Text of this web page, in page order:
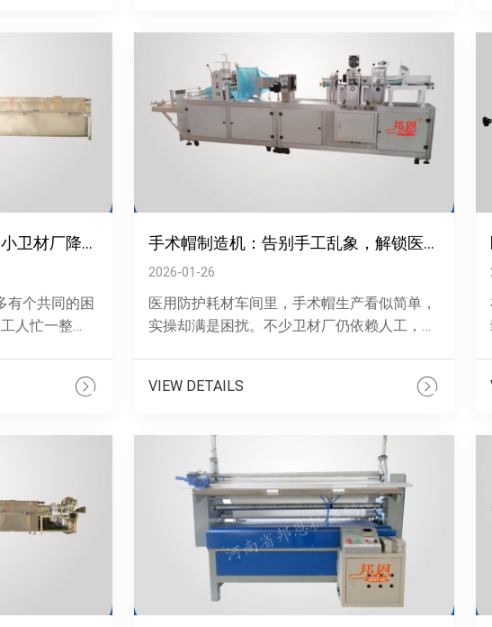
邦恩机械全自动棉签机｜中小卫材厂降本提质好帮手
有个共同的困
人忙一整
手术帽制造机：告别手工乱象，解锁医用防护帽标准化生产
2026-01-26
医用防护耗材车间里，手术帽生产看似简单，
实操却满是困扰。不少卫材厂仍依赖人工，工
跑......
VIEW DETAILS